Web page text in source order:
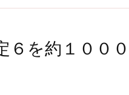
６を約１００